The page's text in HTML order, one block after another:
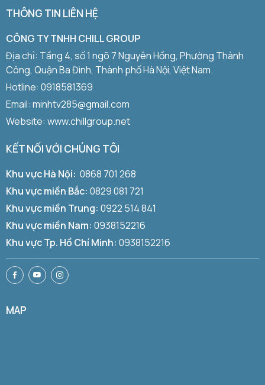
THÔNG TIN LIÊN HỆ
CÔNG TY TNHH CHILL GROUP
Địa chỉ: Tầng 4, số 1 ngõ 7 Nguyên Hồng, Phường Thành
Công, Quận Ba Đình, Thành phố Hà Nội, Việt Nam.
Hotline: 0918581369
Email: minhtv285@gmail.com
Website: www.chillgroup.net
KẾT NỐI VỚI CHÚNG TÔI
Khu vực Hà Nội: 0868 701 268
Khu vực miền Bắc: 0829 081 721
Khu vực miền Trung: 0922 514 841
Khu vực miền Nam: 0938152216
Khu vực Tp. Hồ Chí Minh: 0938152216
MAP